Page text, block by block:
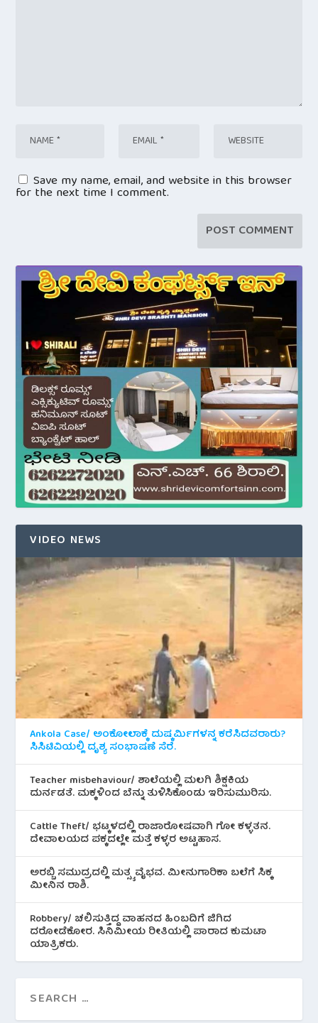
Save my name, email, and website in this browser
for the next time I comment.
VIDEO NEWS
Ankola Case/ ಅಂಕೋಲಾಕ್ಕೆ ದುಷ್ಕರ್ಮಿಗಳನ್ನ ಕರೆಸಿದವರಾರು?
ಸಿಸಿಟಿವಿಯಲ್ಲಿ ದೃಶ್ಯ ಸಂಭಾಷಣೆ ಸೆರೆ.
Teacher misbehaviour/ ಶಾಲೆಯಲ್ಲಿ ಮಲಗಿ ಶಿಕ್ಷಕಿಯ
ದುರ್ನಡತೆ. ಮಕ್ಕಳಿಂದ ಬೆನ್ನು ತುಳಿಸಿಕೊಂಡು ಇರಿಸುಮುರಿಸು.
Cattle Theft/ ಭಟ್ಕಳದಲ್ಲಿ ರಾಜಾರೋಷವಾಗಿ ಗೋ ಕಳ್ಳತನ.
ದೇವಾಲಯದ ಪಕ್ಕದಲ್ಲೇ ಮತ್ತೆ ಕಳ್ಳರ ಅಟ್ಟಹಾಸ.
ಅರಬ್ಬಿ ಸಮುದ್ರದಲ್ಲಿ ಮತ್ಸ್ಯ ವೈಭವ. ಮೀನುಗಾರಿಕಾ ಬಲೆಗೆ ಸಿಕ್ಕ
ಮೀನಿನ‌ ರಾಶಿ.
Robbery/ ಚಲಿಸುತ್ತಿದ್ದ ವಾಹನದ ಹಿಂಬದಿಗೆ ಜಿಗಿದ
ದರೋಡೆಕೋರ. ಸಿನಿಮೀಯ ರೀತಿಯಲ್ಲಿ ಪಾರಾದ ಕುಮಟಾ
ಯಾತ್ರಿಕರು.